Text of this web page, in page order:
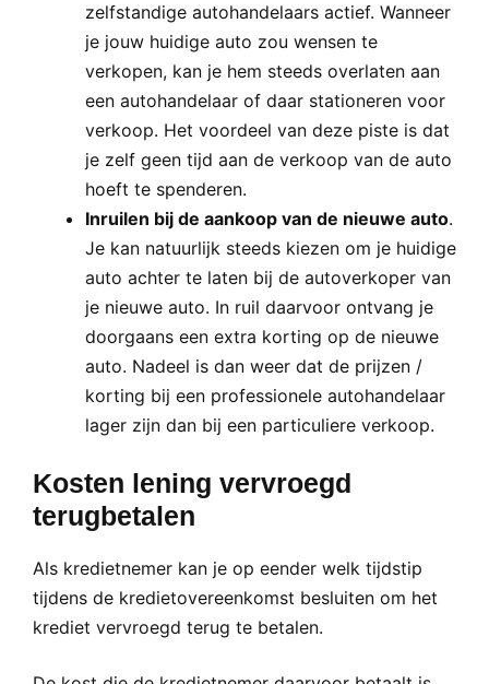
zelfstandige autohandelaars actief. Wanneer
je jouw huidige auto zou wensen te
verkopen, kan je hem steeds overlaten aan
een autohandelaar of daar stationeren voor
verkoop. Het voordeel van deze piste is dat
je zelf geen tijd aan de verkoop van de auto
hoeft te spenderen.
Inruilen bij de aankoop van de nieuwe auto.
Je kan natuurlijk steeds kiezen om je huidige
auto achter te laten bij de autoverkoper van
je nieuwe auto. In ruil daarvoor ontvang je
doorgaans een extra korting op de nieuwe
auto. Nadeel is dan weer dat de prijzen /
korting bij een professionele autohandelaar
lager zijn dan bij een particuliere verkoop.
Kosten lening vervroegd
terugbetalen
Als kredietnemer kan je op eender welk tijdstip
tijdens de kredietovereenkomst besluiten om het
krediet vervroegd terug te betalen.